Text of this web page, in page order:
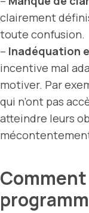
clairement
toute confusion.
– Inadéquation
incentive mal
motiver. Par
qui n’ont pas
atteindre leurs